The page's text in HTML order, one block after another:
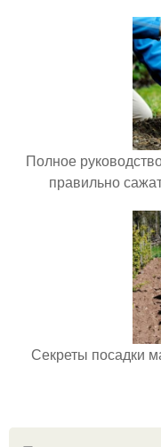
Полное
правильно
Секреты посадки